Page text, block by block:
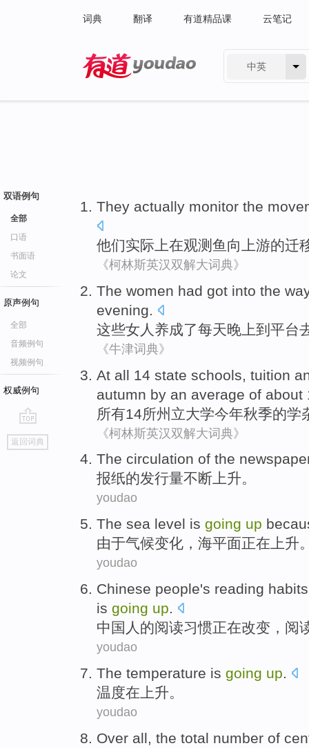
词典 翻译 有道精品课 云笔记
中英
双语例句
全部
口语
书面语
论文
原声例句
全部
音频例句
视频例句
权威例句
go
top
返回词典
They actually monitor the
他们实际上在观测 鱼 向上游的迁
《柯林斯英汉双解大词典》
The women had got into the
evening.
这些女人 养成了每天晚上到 平台
《牛津词典》
At all 14 state schools, tuition
autumn by an average of about
所有14所州立大学今年秋季的学
《柯林斯英汉双解大词典》
The circulation of the
报纸的发行量不断上升。
youdao
The sea level is going up
由于气候变化，海平面正在上升
youdao
Chinese people's reading
is going up.
中 国人的阅读习惯正在改变，阅
youdao
The temperature is going up.
温度在 上升。
youdao
Over all , the total number of